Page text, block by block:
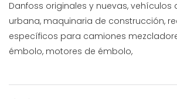
Danfoss originales y nuevas, vehículos
urbana, maquinaria de construcción,
específicos para camiones
émbolo, motores de émbolo,